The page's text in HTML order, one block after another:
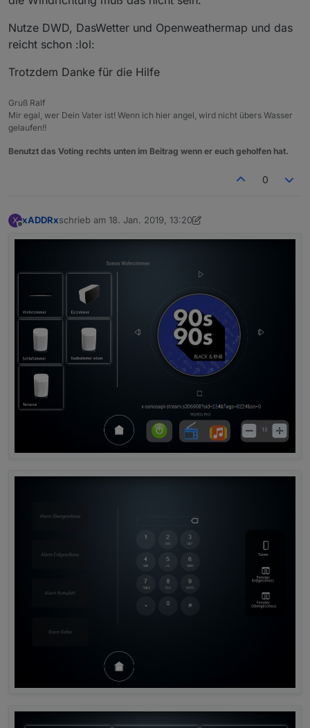
Nutze DWD, DasWetter und Openweathermap und das
reicht schon :lol:
Trotzdem Danke für die Hilfe
Gruß Ralf
Mir egal, wer Dein Vater ist! Wenn ich hier angel, wird nicht übers Wasser
gelaufen!!
Benutzt das Voting rechts unten im Beitrag wenn er euch geholfen hat.
0
X xADDRxschrieb am 18. Jan. 2019, 13:20
zuletzt editiert von Jey Cee